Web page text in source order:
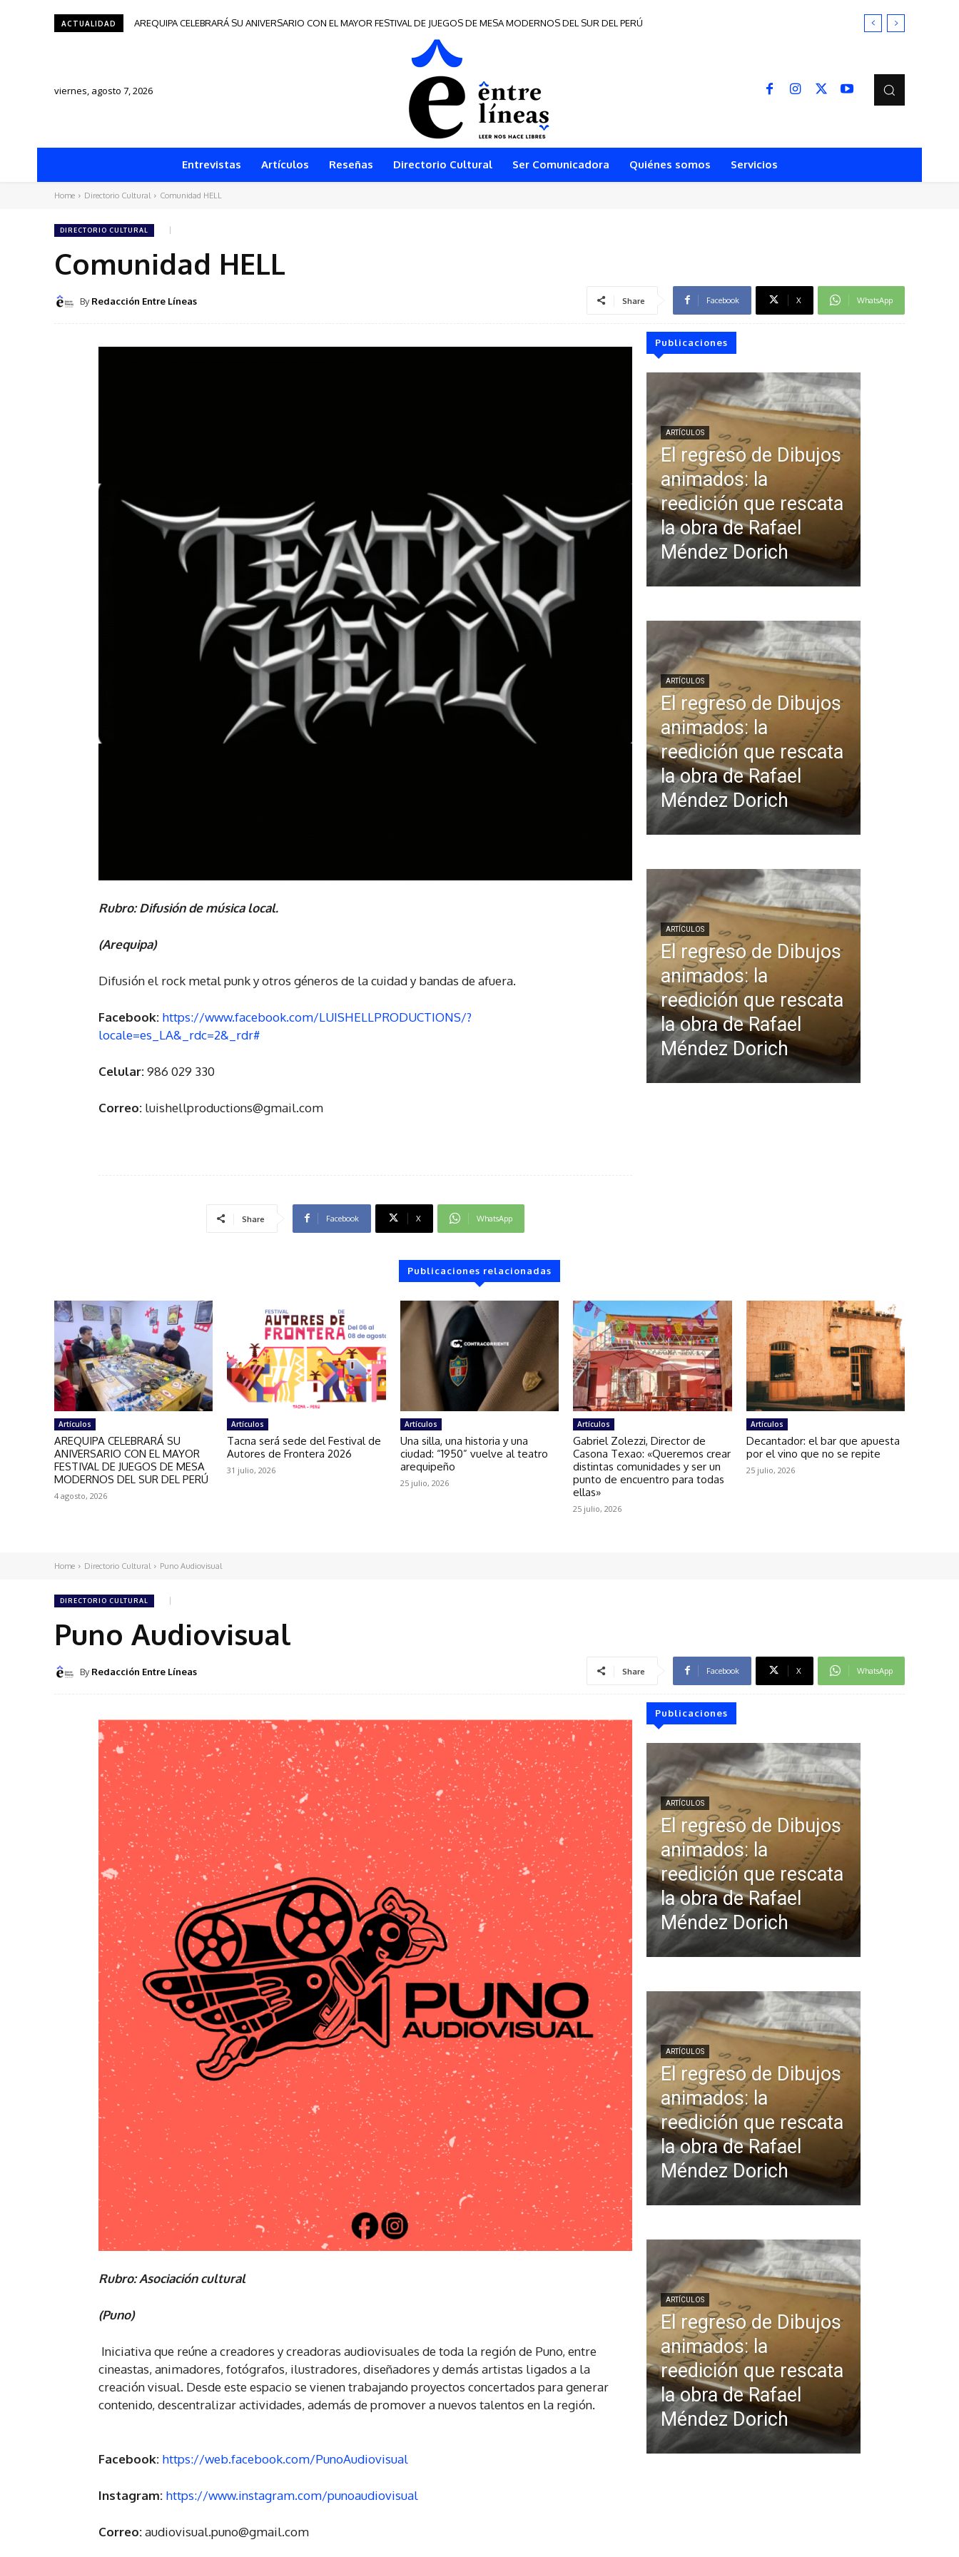
ACTUALIDAD AREQUIPA CELEBRARÁ SU ANIVERSARIO CON EL MAYOR FESTIVAL DE JUEGOS DE MESA MODERNOS DEL SUR DEL PERÚ
Tacna será sede del Festival de Autores de Frontera 2026
viernes, agosto 7, 2026
Entrevistas Artículos Reseñas Directorio Cultural Ser Comunicadora Quiénes somos Servicios
Home Directorio Cultural Comunidad HELL
DIRECTORIO CULTURAL
Comunidad HELL
By Redacción Entre Líneas Share Facebook X WhatsApp
Rubro: Difusión de música local.
(Arequipa)
Difusión el rock metal punk y otros géneros de la cuidad y bandas de afuera.
Facebook: https://www.facebook.com/LUISHELLPRODUCTIONS/?
locale=es_LA&_rdc=2&_rdr#
Celular:986 029 330
Correo: luishellproductions@gmail.com
Share Facebook X WhatsApp
Publicaciones
ARTÍCULOS
El regreso de Dibujos
animados: la
reedición que rescata
la obra de Rafael
Méndez Dorich
ARTÍCULOS
El regreso de Dibujos
animados: la
reedición que rescata
la obra de Rafael
Méndez Dorich
ARTÍCULOS
El regreso de Dibujos
animados: la
reedición que rescata
la obra de Rafael
Méndez Dorich
Publicaciones relacionadas
Artículos
AREQUIPA CELEBRARÁ SU
ANIVERSARIO CON EL MAYOR
FESTIVAL DE JUEGOS DE MESA
MODERNOS DEL SUR DEL PERÚ
4 agosto, 2026
Artículos
Tacna será sede del Festival de
Autores de Frontera 2026
31 julio, 2026
Artículos
Una silla, una historia y una
ciudad: “1950” vuelve al teatro
arequipeño
25 julio, 2026
Artículos
Gabriel Zolezzi, Director de
Casona Texao: «Queremos crear
distintas comunidades y ser un
punto de encuentro para todas
ellas»
25 julio, 2026
Artículos
Decantador: el bar que apuesta
por el vino que no se repite
25 julio, 2026